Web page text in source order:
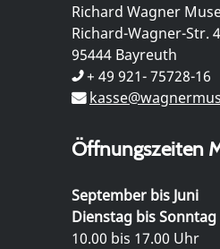
Richard Wagner
Richard-Wagner-Str.
95444 Bayreuth
+ 49 921- 75728-16
Öffnungszeiten
September bis Juni
Dienstag bis Sonntag
10.00 bis 17.00 Uhr